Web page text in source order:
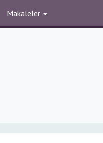
Makaleler